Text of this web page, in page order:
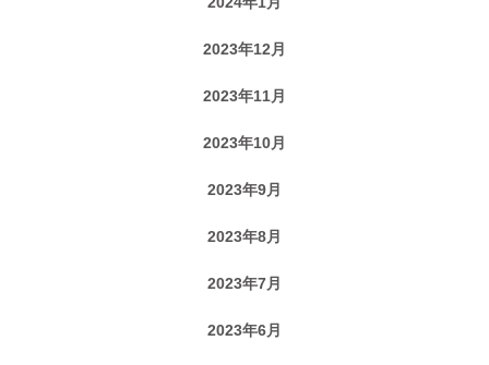
2023年12月
2023年11月
2023年10月
2023年9月
2023年8月
2023年7月
2023年6月